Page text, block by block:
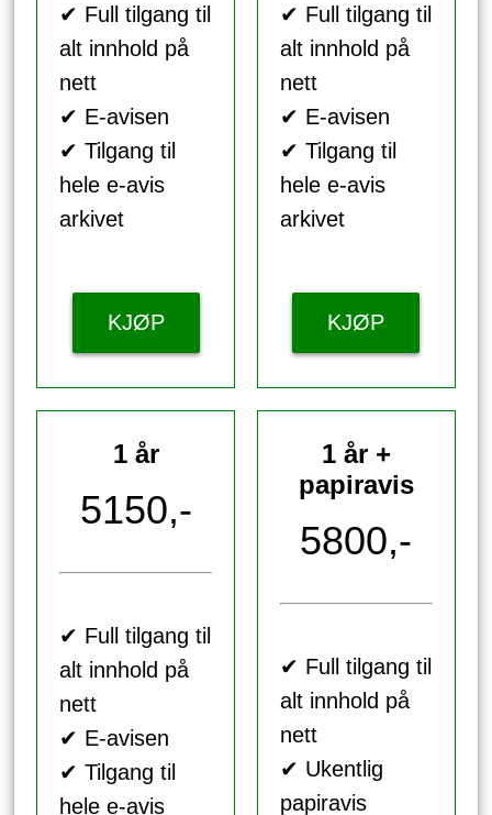
✔ Full tilgang til
alt innhold på
nett
✔ E-avisen
✔ Tilgang til
hele e-avis
arkivet
KJØP
✔ Full tilgang til
alt innhold på
nett
✔ E-avisen
✔ Tilgang til
hele e-avis
arkivet
KJØP
1 år
5150,-
✔ Full tilgang til
alt innhold på
nett
✔ E-avisen
✔ Tilgang til
hele e-avis
1 år +
papiravis
5800,-
✔ Full tilgang til
alt innhold på
nett
✔ Ukentlig
papiravis